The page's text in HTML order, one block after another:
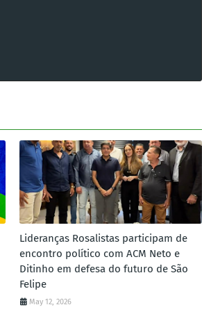
Lideranças Rosalistas participam de
encontro político com ACM Neto e
Ditinho em defesa do futuro de São
Felipe
May 12, 2026